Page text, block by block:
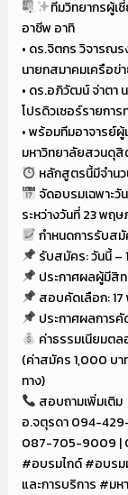
ทีมวิทยากรผู้เ
อาชีพ อาทิ
• ดร.จิตกร วิจารณ
นายกสมาคมเครือข่
• ดร.อภิวัฒน์ จ่าตา
โปรดิวเซอร์รายกา
• พร้อมทีมอาจารย์
มหาวิทยาลัยสวนดุ
หลักสูตรนี้มีจำนว
จัดอบรมเฉพาะวั
ระหว่างวันที่ 23 พฤ
กำหนดการรับส
รับสมัคร: วันนี้ –
ประกาศผลผู้มีสิ
สอบคัดเลือก:
ประกาศผลการ
ค่าธรรมเนียมต
(ค่าสมัคร 1,000 บา
ทาง)
สอบถามเพิ่มเติม
อ.จตุรดา 094-
087-705-9009 |
#อบรมไกด์ #อบรม
และการบริการ #ม